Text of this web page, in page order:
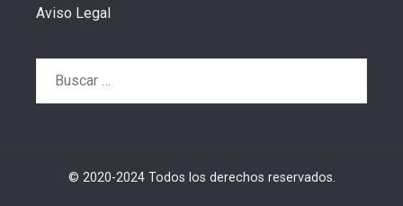
Aviso Legal
© 2020-2024 Todos los derechos reservados.